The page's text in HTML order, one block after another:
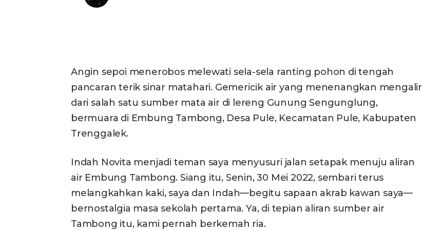
Angin sepoi menerobos melewati sela-sela ranting pohon di tengah
pancaran terik sinar matahari. Gemericik air yang menenangkan mengalir
dari salah satu sumber mata air di lereng Gunung Sengunglung,
bermuara di Embung Tambong, Desa Pule, Kecamatan Pule, Kabupaten
Trenggalek.
Indah Novita menjadi teman saya menyusuri jalan setapak menuju aliran
air Embung Tambong. Siang itu, Senin, 30 Mei 2022, sembari terus
melangkahkan kaki, saya dan Indah—begitu sapaan akrab kawan saya—
bernostalgia masa sekolah pertama. Ya, di tepian aliran sumber air
Tambong itu, kami pernah berkemah ria.